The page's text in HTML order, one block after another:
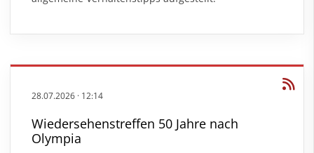
28.07.2026 · 12:14
Wiedersehenstreffen 50 Jahre nach
Olympia